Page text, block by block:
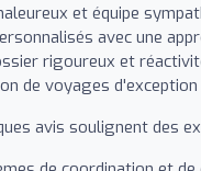
et équipe
avec une
rigoureux et
de voyages
avis soulignent des